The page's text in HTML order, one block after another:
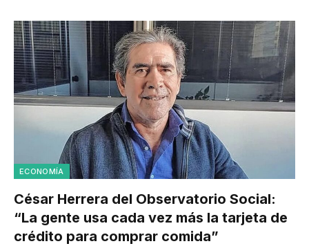
ECONOMÍA
César Herrera del Observatorio Social:
“La gente usa cada vez más la tarjeta de
crédito para comprar comida”